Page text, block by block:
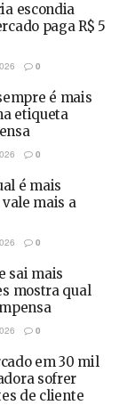
escondia
paga R$ 5
0
é mais
etiqueta
0
é mais
mais a
0
sai mais
mostra qual
0
em 30 mil
sofrer
de cliente